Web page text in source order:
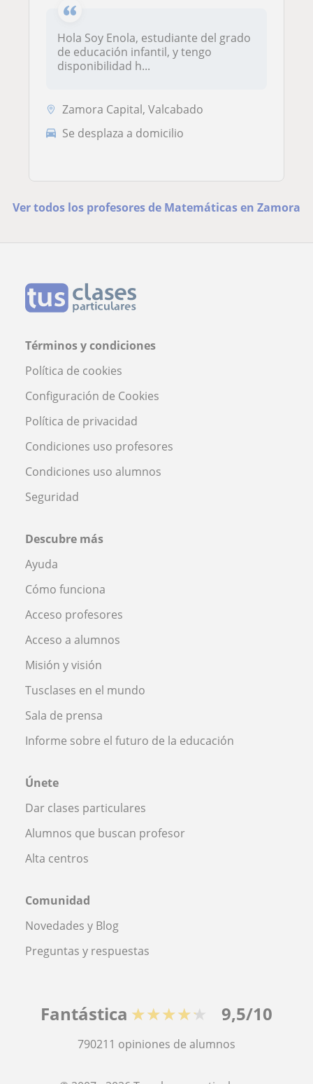
Hola Soy Enola, estudiante del grado
de educación infantil, y tengo
disponibilidad h...
Zamora Capital, Valcabado
Se desplaza a domicilio
Ver todos los profesores de Matemáticas en Zamora
Términos y condiciones
Política de cookies
Configuración de Cookies
Política de privacidad
Condiciones uso profesores
Condiciones uso alumnos
Seguridad
Descubre más
Ayuda
Cómo funciona
Acceso profesores
Acceso a alumnos
Misión y visión
Tusclases en el mundo
Sala de prensa
Informe sobre el futuro de la educación
Únete
Dar clases particulares
Alumnos que buscan profesor
Alta centros
Comunidad
Novedades y Blog
Preguntas y respuestas
Fantástica ★★★★★ 9,5/10
790211 opiniones de alumnos